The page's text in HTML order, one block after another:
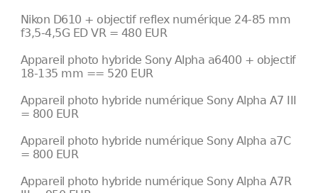
Nikon D610 + objectif reflex numérique 24-85 mm
f3,5-4,5G ED VR = 480 EUR
Appareil photo hybride Sony Alpha a6400 + objectif
18-135 mm == 520 EUR
Appareil photo hybride numérique Sony Alpha A7 III
= 800 EUR
Appareil photo hybride numérique Sony Alpha a7C
= 800 EUR
Appareil photo hybride numérique Sony Alpha A7R